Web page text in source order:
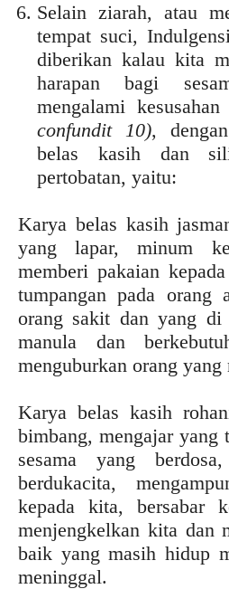
Selain ziarah, atau
tempat suci,
diberikan kalau kita
harapan bagi
mengalami kesusahan
confundit 10),
belas kasih dan
pertobatan, yaitu:
Karya belas kasih
yang lapar, minum
memberi pakaian
tumpangan pada orang
orang sakit dan yang di
manula dan
menguburkan orang yang
Karya belas kasih
bimbang, mengajar yang
sesama yang
berdukacita,
kepada kita, bersabar
menjengkelkan kita dan
baik yang masih hidup
meninggal.